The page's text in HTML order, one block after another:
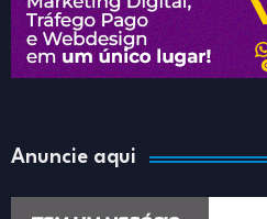
Anuncie aqui